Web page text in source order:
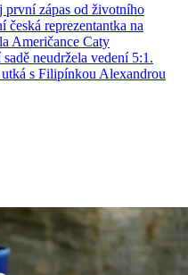
první zápas od životního
reprezentantka na
Američance Caty
neudržela vedení 5:1.
s Filipínkou Alexandrou